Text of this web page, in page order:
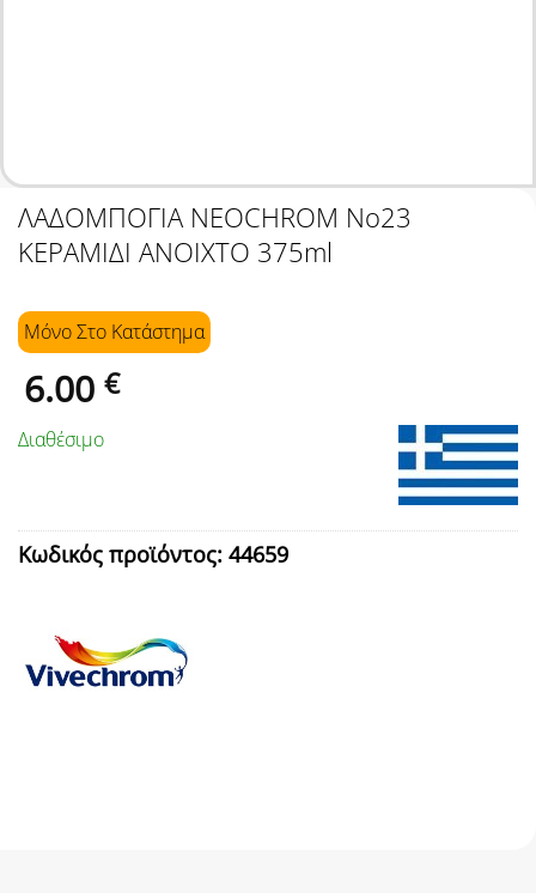
ΛΑΔΟΜΠΟΓΙΑ NEOCHROM No23
ΚΕΡΑΜΙΔΙ ΑΝΟΙΧΤΟ 375ml
Μόνο Στo Κατάστημα
6.00 €
Διαθέσιμο
Κωδικός προϊόντος: 44659